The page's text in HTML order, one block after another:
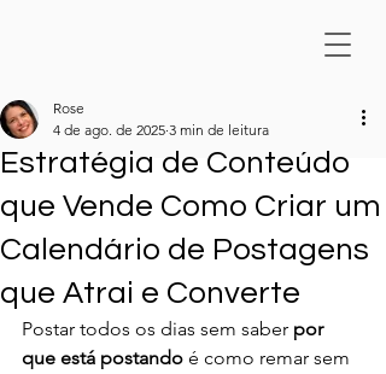
Estratégia de Conteúdo
que Vende Como Criar um
Calendário de Postagens
que Atrai e Converte
Rose
4 de ago. de 2025 3 min de leitura
Postar todos os dias sem saber por
que está postando é como remar sem